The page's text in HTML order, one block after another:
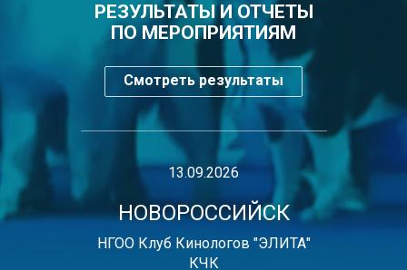
РЕЗУЛЬТАТЫ И ОТЧЕТЫ
ПО МЕРОПРИЯТИЯМ
Смотреть результаты
13.09.2026
НОВОРОССИЙСК
НГОО Клуб Кинологов "ЭЛИТА"
КЧК